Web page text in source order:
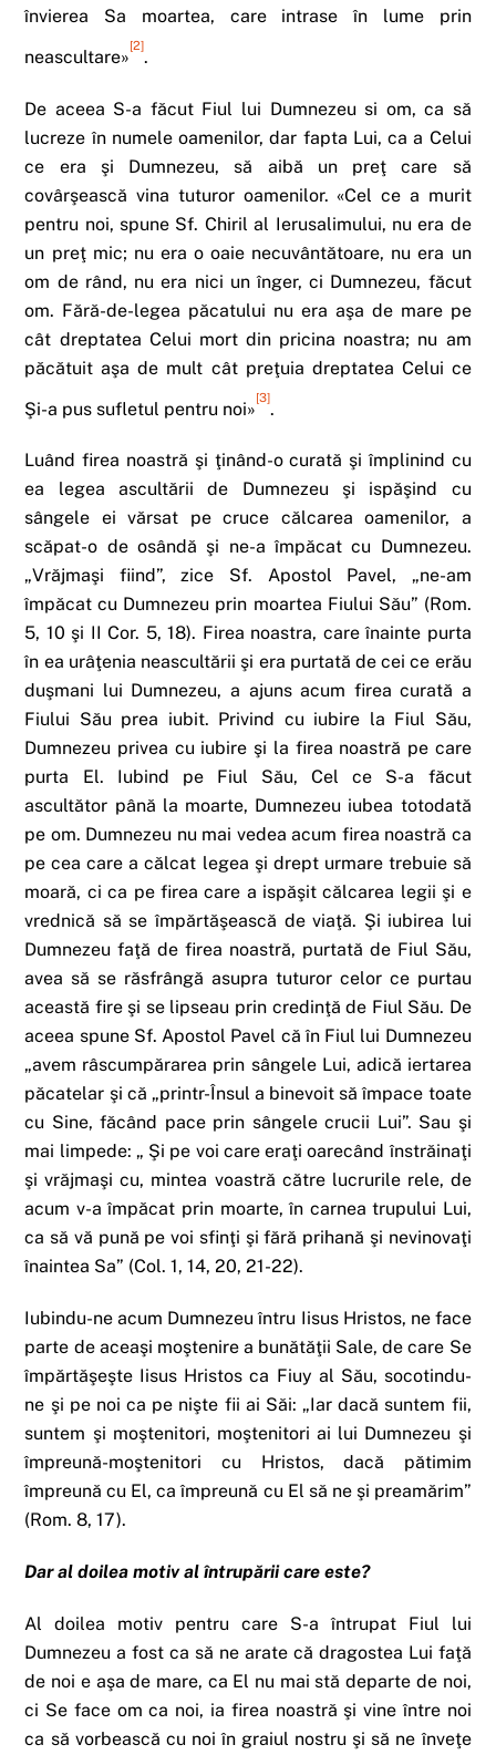
învierea Sa moartea, care intrase în lume prin
neascultare»
[2]
.
De aceea S-a făcut Fiul lui Dumnezeu si om, ca să
lucreze în numele oamenilor, dar fapta Lui, ca a Celui
ce era şi Dumnezeu, să aibă un preţ care să
covârşească vina tuturor oamenilor. «Cel ce a murit
pentru noi, spune Sf. Chiril al Ierusalimului, nu era de
un preţ mic; nu era o oaie necuvântătoare, nu era un
om de rând, nu era nici un înger, ci Dumnezeu, făcut
om. Fără-de-legea păcatului nu era aşa de mare pe
cât dreptatea Celui mort din pricina noastra; nu am
păcătuit aşa de mult cât preţuia dreptatea Celui ce
Şi-a pus sufletul pentru noi»
[3]
.
Luând firea noastră şi ţinând-o curată şi împlinind cu
ea legea ascultării de Dumnezeu şi ispăşind cu
sângele ei vărsat pe cruce călcarea oamenilor, a
scăpat-o de osândă şi ne-a împăcat cu Dumnezeu.
„Vrăjmaşi fiind”, zice Sf. Apostol Pavel, „ne-am
împăcat cu Dumnezeu prin moartea Fiului Său” (Rom.
5, 10 şi II Cor. 5, 18). Firea noastra, care înainte purta
în ea urâţenia neascultării şi era purtată de cei ce erău
duşmani lui Dumnezeu, a ajuns acum firea curată a
Fiului Său prea iubit. Privind cu iubire la Fiul Său,
Dumnezeu privea cu iubire şi la firea noastră pe care
purta El. Iubind pe Fiul Său, Cel ce S-a făcut
ascultător până la moarte, Dumnezeu iubea totodată
pe om. Dumnezeu nu mai vedea acum firea noastră ca
pe cea care a călcat legea şi drept urmare trebuie să
moară, ci ca pe firea care a ispăşit călcarea legii şi e
vrednică să se împărtăşească de viaţă. Şi iubirea lui
Dumnezeu faţă de firea noastră, purtată de Fiul Său,
avea să se răsfrângă asupra tuturor celor ce purtau
această fire şi se lipseau prin credinţă de Fiul Său. De
aceea spune Sf. Apostol Pavel că în Fiul lui Dumnezeu
„avem râscumpărarea prin sângele Lui, adică iertarea
păcatelar şi că „printr-Însul a binevoit să împace toate
cu Sine, făcând pace prin sângele crucii Lui”. Sau şi
mai limpede: „ Şi pe voi care eraţi oarecând înstrăinaţi
şi vrăjmaşi cu, mintea voastră către lucrurile rele, de
acum v-a împăcat prin moarte, în carnea trupului Lui,
ca să vă pună pe voi sfinţi şi fără prihană şi nevinovaţi
înaintea Sa” (Col. 1, 14, 20, 21-22).
Iubindu-ne acum Dumnezeu întru Iisus Hristos, ne face
parte de aceaşi moştenire a bunătăţii Sale, de care Se
împărtăşeşte Iisus Hristos ca Fiuy al Său, socotindu-
ne şi pe noi ca pe nişte fii ai Săi: „Iar dacă suntem fii,
suntem şi moştenitori, moştenitori ai lui Dumnezeu şi
împreună-moştenitori cu Hristos, dacă pătimim
împreună cu El, ca împreună cu El să ne şi preamărim”
(Rom. 8, 17).
Dar al doilea motiv al întrupării care este?
Al doilea motiv pentru care S-a întrupat Fiul lui
Dumnezeu a fost ca să ne arate că dragostea Lui faţă
de noi e aşa de mare, ca El nu mai stă departe de noi,
ci Se face om ca noi, ia firea noastră şi vine între noi
ca să vorbească cu noi în graiul nostru şi să ne înveţe